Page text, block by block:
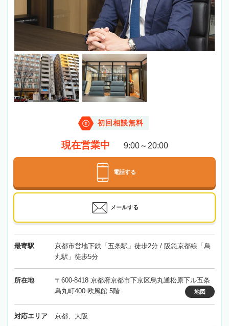
初回相談無料
現在営業中 9:00～20:00
電話する
メールする
最寄駅
京都市営地下鉄「五条駅」徒歩2分 / 阪急京都線「烏
丸駅」徒歩5分
所在地
〒600-8418 京都府京都市下京区烏丸通松原下ル五条
烏丸町400 欧風館 5階
地図
対応エリア 京都、大阪